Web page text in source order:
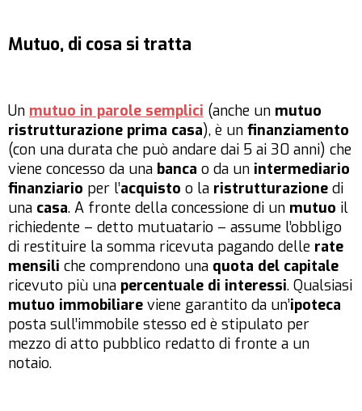
Mutuo, di cosa si tratta
Un mutuo in parole semplici (anche un mutuo
ristrutturazione prima casa), è un finanziamento
(con una durata che può andare dai 5 ai 30 anni) che
viene concesso da una banca o da un intermediario
finanziario per l’acquisto o la ristrutturazione di
una casa. A fronte della concessione di un mutuo il
richiedente – detto mutuatario – assume l’obbligo
di restituire la somma ricevuta pagando delle rate
mensili che comprendono una quota del capitale
ricevuto più una percentuale di interessi. Qualsiasi
mutuo immobiliare viene garantito da un’ipoteca
posta sull’immobile stesso ed è stipulato per
mezzo di atto pubblico redatto di fronte a un
notaio.